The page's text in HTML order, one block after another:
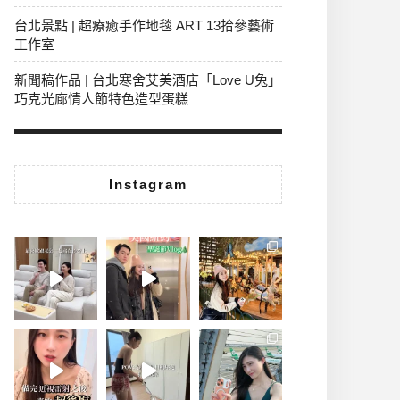
台北景點 | 超療癒手作地毯 ART 13拾參藝術
工作室
新聞稿作品 | 台北寒舍艾美酒店「Love U兔」
巧克光廊情人節特色造型蛋糕
Instagram